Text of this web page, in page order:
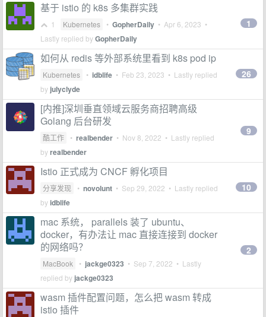
基于 istio 的 k8s 多集群实践
1 Kubernetes • GopherDaily • Apr 6, 2023 •
Lastly replied byGopherDaily
1
如何从 redis 等外部系统里看到 k8s pod ip
Kubernetes • idblife • Feb 23, 2023 • Lastly replied
by julyclyde
26
[内推]深圳垂直领域云服务商招聘高级
Golang 后台研发
酷工作 • realbender • Nov 8, 2022 • Lastly replied
byrealbender
9
Istio 正式成为 CNCF 孵化项目
分享发现 • novolunt • Sep 29, 2022 • Lastly replied
byidblife
10
mac 系统， parallels 装了 ubuntu、
docker，有办法让 mac 直接连接到 docker
的网络吗？
MacBook • jackge0323 • Sep 7, 2022 • Lastly
replied by jackge0323
2
wasm 插件配置问题，怎么把 wasm 转成
istio 插件